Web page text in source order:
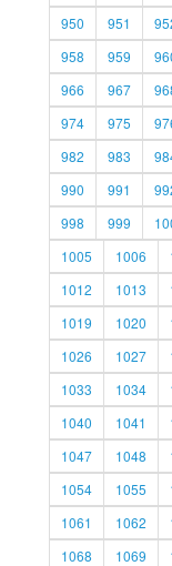
950
951
958
959
966
967
974
975
982
983
990
991
998
999
1005
1006
1012
1013
1019
1020
1026
1027
1033
1034
1040
1041
1047
1048
1054
1055
1061
1062
1068
1069